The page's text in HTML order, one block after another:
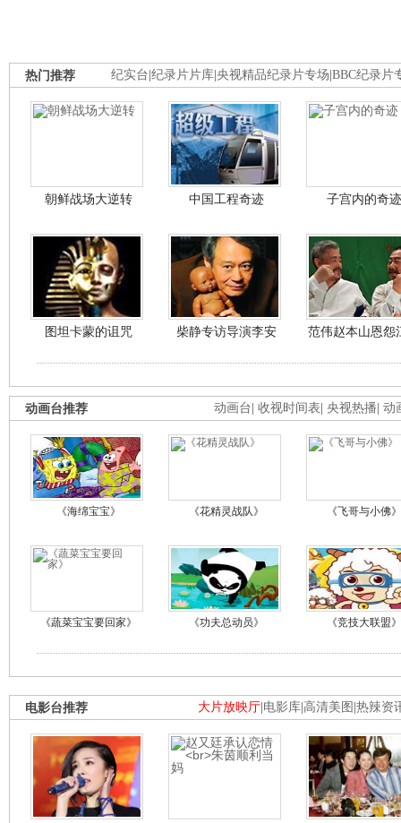
纪实台 纪录片片库 央视精品纪录片专场 BBC纪录片
热门推荐
朝鲜战场大逆转 中国工程奇迹 子宫内的奇迹
图坦卡蒙的诅咒 柴静专访导演李安 范伟赵本山恩怨
动画台 收视时间表 央视热播 动
动画台推荐
《海绵宝宝》 《花精灵战队》 《飞哥与小佛》
《蔬菜宝宝要回家》 《功夫总动员》 《竞技大联盟》
大片放映厅 电影库 高清美图 热辣资
电影台推荐